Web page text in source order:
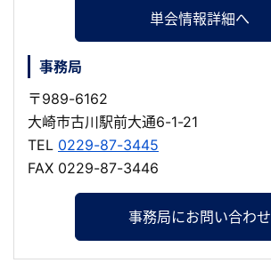
単会情報詳細へ
事務局
〒989-6162
大崎市古川駅前大通6-1-21
TEL 0229-87-3445
FAX 0229-87-3446
事務局にお問い合わせ